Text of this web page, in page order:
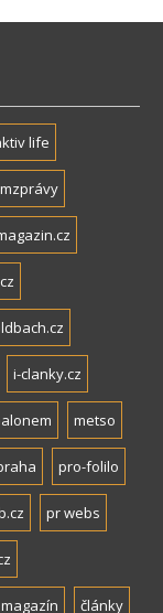
life
i-clanky.cz
metso
pro-folilo
pr webs
články